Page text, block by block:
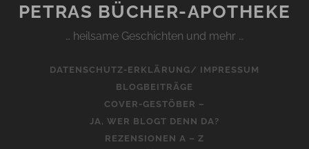
PETRAS BÜCHER-APOTHEKE
… heilsame Geschichten und mehr …
DATENSCHUTZ-ERKLÄRUNG/ IMPRESSUM
BLOGBEITRÄGE
COVER-GESTÖBER –
JA, WER BLOGT DENN DA?
REZENSIONEN A – Z